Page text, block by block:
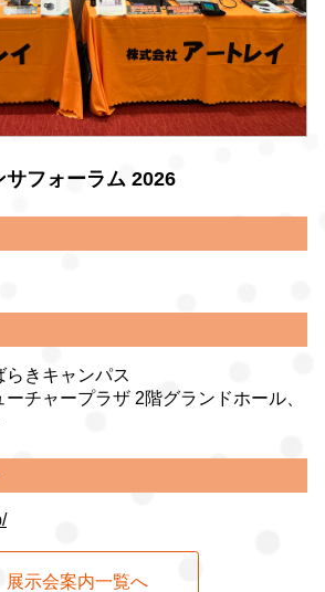
フォーラム 2026
らきキャンパス
チャープラザ 2階グランドホール、
展示会案内一覧へ